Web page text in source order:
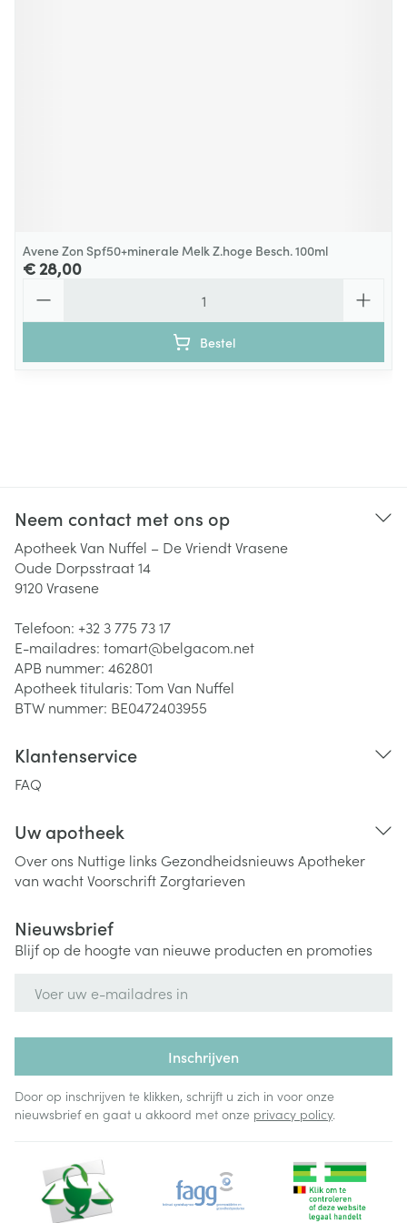
Avene Zon Spf50+minerale Melk Z.hoge Besch. 100ml
€ 28,00
Bestel
Neem contact met ons op
Apotheek Van Nuffel – De Vriendt Vrasene
Oude Dorpsstraat 14
9120Vrasene
Telefoon: +32 3 775 73 17
E-mailadres: tomart@belgacom.net
APB nummer: 462801
Apotheek titularis:Tom Van Nuffel
BTW nummer: BE0472403955
Klantenservice
FAQ
Uw apotheek
Over ons Nuttige links Gezondheidsnieuws Apotheker
van wachtVoorschriftZorgtarieven
Nieuwsbrief
Blijf op de hoogte van nieuwe producten en promoties
Inschrijven
Door op inschrijven te klikken, schrijft u zich in voor onze
nieuwsbrief en gaat u akkoord met onze privacy policy.